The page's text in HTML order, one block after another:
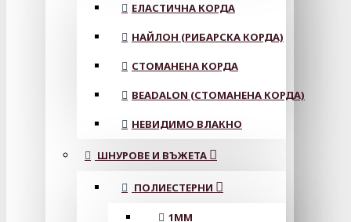
ЕЛАСТИЧНА КОРДА
НАЙЛОН (РИБАРСКА КОРДА)
СТОМАНЕНА КОРДА
BEADALON (СТОМАНЕНА КОРДА)
НЕВИДИМО ВЛАКНО
ШНУРОВЕ И ВЪЖЕТА
ПОЛИЕСТЕРНИ
1ММ